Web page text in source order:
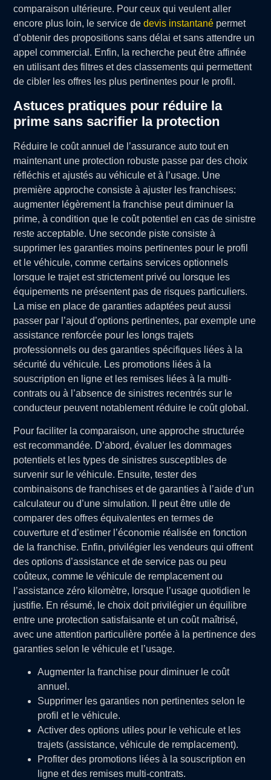
comparaison ultérieure. Pour ceux qui veulent aller
encore plus loin, le service dedevis instantané permet
d’obtenir des propositions sans délai et sans attendre un
appel commercial. Enfin, la recherche peut être affinée
en utilisant des filtres et des classements qui permettent
de cibler les offres les plus pertinentes pour le profil.
Astuces pratiques pour réduire la
prime sans sacrifier la protection
Réduire le coût annuel de l’assurance auto tout en
maintenant une protection robuste passe par des choix
réfléchis et ajustés au véhicule et à l’usage. Une
première approche consiste à ajuster les franchises:
augmenter légèrement la franchise peut diminuer la
prime, à condition que le coût potentiel en cas de sinistre
reste acceptable. Une seconde piste consiste à
supprimer les garanties moins pertinentes pour le profil
et le véhicule, comme certains services optionnels
lorsque le trajet est strictement privé ou lorsque les
équipements ne présentent pas de risques particuliers.
La mise en place de garanties adaptées peut aussi
passer par l’ajout d’options pertinentes, par exemple une
assistance renforcée pour les longs trajets
professionnels ou des garanties spécifiques liées à la
sécurité du véhicule. Les promotions liées à la
souscription en ligne et les remises liées à la multi-
contrats ou à l’absence de sinistres recentrés sur le
conducteur peuvent notablement réduire le coût global.
Pour faciliter la comparaison, une approche structurée
est recommandée. D’abord, évaluer les dommages
potentiels et les types de sinistres susceptibles de
survenir sur le véhicule. Ensuite, tester des
combinaisons de franchises et de garanties à l’aide d’un
calculateur ou d’une simulation. Il peut être utile de
comparer des offres équivalentes en termes de
couverture et d’estimer l’économie réalisée en fonction
de la franchise. Enfin, privilégier les vendeurs qui offrent
des options d’assistance et de service pas ou peu
coûteux, comme le véhicule de remplacement ou
l’assistance zéro kilomètre, lorsque l’usage quotidien le
justifie. En résumé, le choix doit privilégier un équilibre
entre une protection satisfaisante et un coût maîtrisé,
avec une attention particulière portée à la pertinence des
garanties selon le véhicule et l’usage.
Augmenter la franchise pour diminuer le coût
annuel.
Supprimer les garanties non pertinentes selon le
profil et le véhicule.
Activer des options utiles pour le vehicule et les
trajets (assistance, véhicule de remplacement).
Profiter des promotions liées à la souscription en
ligne et des remises multi-contrats.